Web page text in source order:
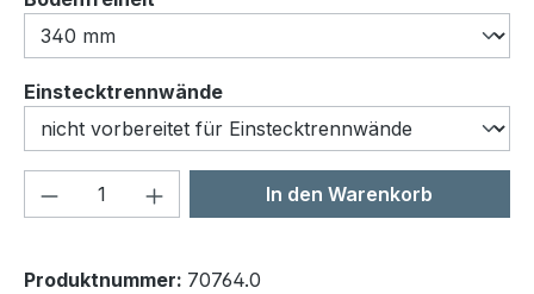
Einstecktrennwändeauswählen
Produkt Anzahl: Gib denIn den Warenkorb
Produktnummer: 70764.0